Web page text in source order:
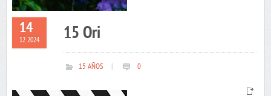
14
12 2024 15 Ori
15 AÑOS 0